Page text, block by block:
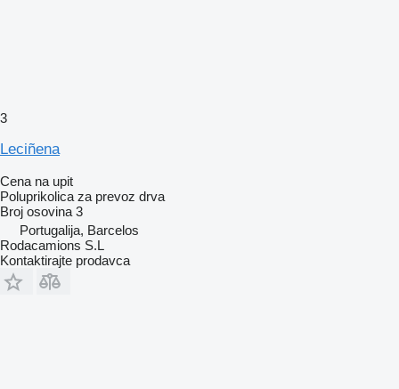
3
Leciñena
Cena na upit
Poluprikolica za prevoz drva
Broj osovina 3
Portugalija, Barcelos
Rodacamions S.L
Kontaktirajte prodavca